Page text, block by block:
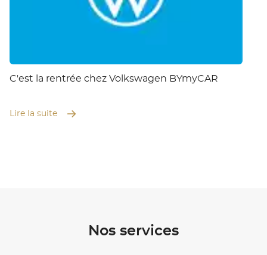
C'est la rentrée chez Volkswagen BYmyCAR
Lire la suite
Nos services